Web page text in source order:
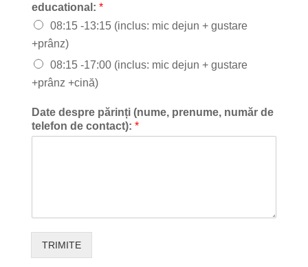
educational: *
08:15 -13:15 (inclus: mic dejun + gustare
+prânz)
08:15 -17:00 (inclus: mic dejun + gustare
+prânz +cină)
Date despre părinți (nume, prenume, număr de
telefon de contact): *
TRIMITE